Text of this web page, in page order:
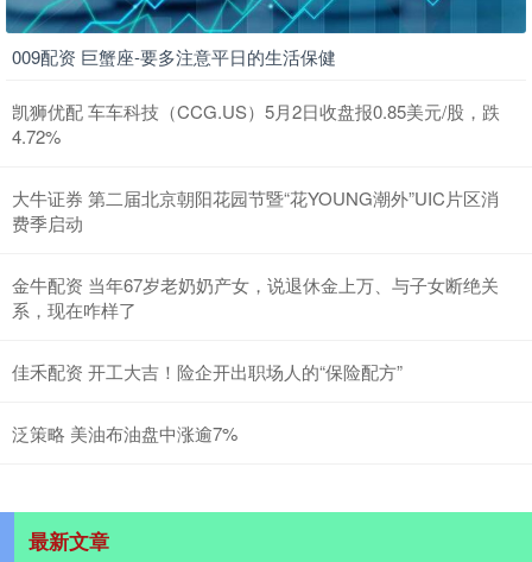
009配资 巨蟹座-要多注意平日的生活保健
凯狮优配 车车科技（CCG.US）5月2日收盘报0.85美元/股，跌
4.72%
大牛证券 第二届北京朝阳花园节暨“花YOUNG潮外”UIC片区消
费季启动
金牛配资 当年67岁老奶奶产女，说退休金上万、与子女断绝关
系，现在咋样了
佳禾配资 开工大吉！险企开出职场人的“保险配方”
泛策略 美油布油盘中涨逾7%
最新文章